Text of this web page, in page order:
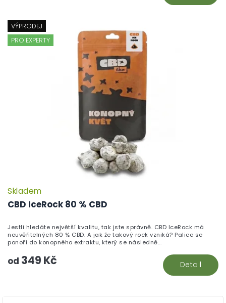
VÝPRODEJ
PRO EXPERTY
CBD IceRock 80 % CBD
Skladem
od 349 Kč Detail
Jestli hledáte největší kvalitu, tak jste správně. CBD IceRock má
neuvěřitelných 80 % CBD. A jak že takový rock vzniká? Palice se
ponoří do konopného extraktu, který se následně...